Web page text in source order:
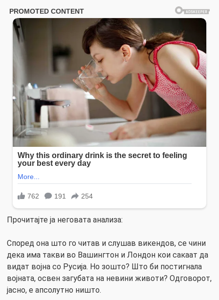
Прочитајте ја неговата анализа:
Според она што го читав и слушав викендов, се чини
дека има такви во Вашингтон и Лондон кои сакаат да
видат војна со Русија. Но зошто? Што би постигнала
војната, освен загубата на невини животи? Одговорот,
јасно, е апсолутно ништо.